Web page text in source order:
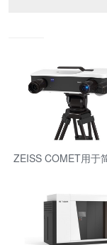
ZEISS COMET用于